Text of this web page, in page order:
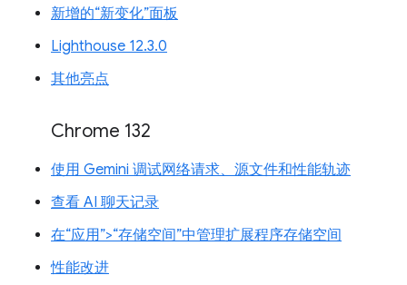
新增的“新变化”面板
Lighthouse 12.3.0
其他亮点
Chrome 132
使用 Gemini 调试网络请求、源文件和性能轨迹
查看 AI 聊天记录
在“应用”>“存储空间”中管理扩展程序存储空间
性能改进